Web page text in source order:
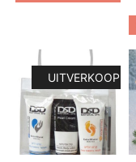
UITVERKOOP!